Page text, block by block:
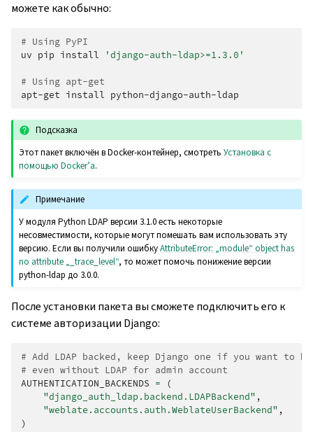
можете как обычно:
# Using PyPI
uv pip install 'django-auth-ldap>=1.3.0'
# Using apt-get
apt-get install
Подсказка
Этот пакет включён в Docker-контейнер, смотретьУстановка с
помощью Docker’а.
Примечание
У модуля Python LDAP версии 3.1.0 есть некоторые
несовместимости, которые могут помешать вам использовать эту
версию. Если вы получили ошибкуAttributeError: „module“ object has
no attribute „_trace_level“, то может помочь понижение версии
python-ldap до 3.0.0.
После установки пакета вы сможете подключить его к
системе авторизации Django:
# Add LDAP backed, keep Django one if you want to
# even without LDAP for admin account
AUTHENTICATION_BACKENDS =
(
"django_auth_ldap.backend.LDAPBackend" ,
"weblate.accounts.auth.WeblateUserBackend" ,
)